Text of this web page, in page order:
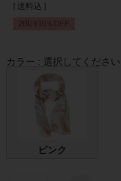
送料込
2BUY10％OFF
カラー 選択してください
ピンク